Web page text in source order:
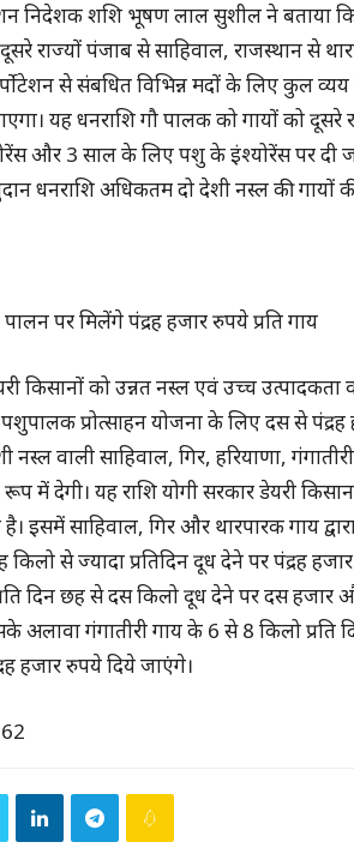
निदेशक शशि भूषण लाल सुशील ने बताया कि
राज्यों पंजाब से साहिवाल, राजस्थान से
से संबधित विभिन्न मदों के लिए कुल
यह धनराशि गौ पालक को गायों को
और 3 साल के लिए पशु के इंश्योरेंस पर दी
धनराशि अधिकतम दो देशी नस्ल की गायों
पर मिलेंगे पंद्रह हजार रुपये प्रति गाय
किसानों को उन्नत नस्ल एवं उच्च उत्पादकता
पशुपालक प्रोत्साहन योजना के लिए दस से
नस्ल वाली साहिवाल, गिर, हरियाणा,
रूप में देगी। यह राशि योगी सरकार डेयरी
है। इसमें साहिवाल, गिर और थारपारक गाय
से ज्यादा प्रतिदिन दूध देने पर पंद्रह
प्रति दिन छह से दस किलो दूध देने पर दस
अलावा गंगातीरी गाय के 6 से 8 किलो
हजार रुपये दिये जाएंगे।